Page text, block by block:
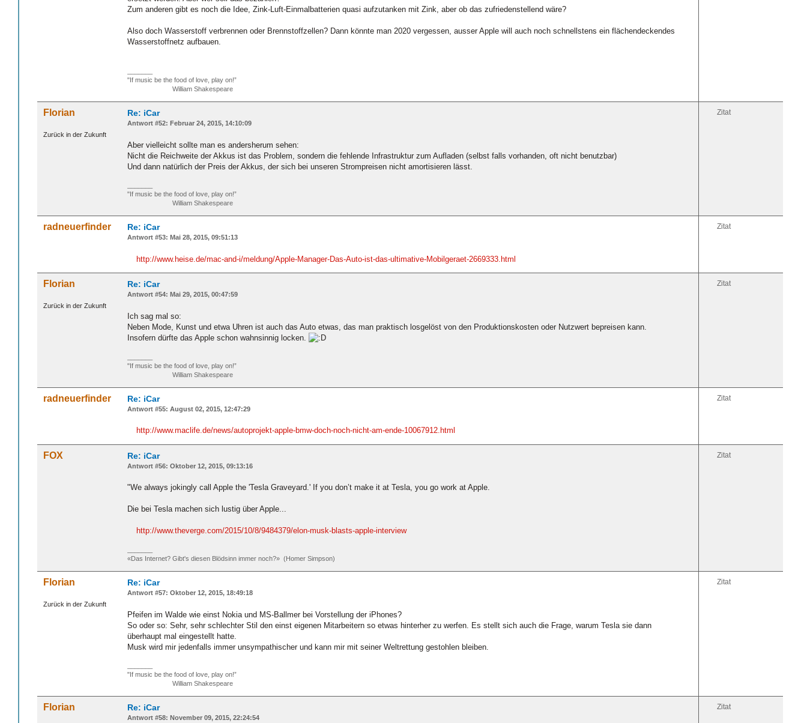
Zum anderen gibt es noch die Idee, Zink-Luft-Einmalbatterien quasi aufzutanken mit Zink, aber ob das zufriedenstellend wäre?
Also doch Wasserstoff verbrennen oder Brennstoffzellen? Dann könnte man 2020 vergessen, ausser Apple will auch noch schnellstens ein flächendeckendes
Wasserstoffnetz aufbauen.
"If music be the food of love, play on!”
William Shakespeare
Florian
Zurück in der Zukunft
Zitat
Re: iCar
Antwort #52: Februar 24, 2015, 14:10:09
Aber vielleicht sollte man es andersherum sehen:
Nicht die Reichweite der Akkus ist das Problem, sondern die fehlende Infrastruktur zum Aufladen (selbst falls vorhanden, oft nicht benutzbar)
Und dann natürlich der Preis der Akkus, der sich bei unseren Strompreisen nicht amortisieren lässt.
"If music be the food of love, play on!”
William Shakespeare
radneuerfinder Zitat
Re: iCar
Antwort #53: Mai 28, 2015, 09:51:13
http://www.heise.de/mac-and-i/meldung/Apple-Manager-Das-Auto-ist-das-ultimative-Mobilgeraet-2669333.html
Florian
Zurück in der Zukunft
Zitat
Re: iCar
Antwort #54: Mai 29, 2015, 00:47:59
Ich sag mal so:
Neben Mode, Kunst und etwa Uhren ist auch das Auto etwas, das man praktisch losgelöst von den Produktionskosten oder Nutzwert bepreisen kann.
Insofern dürfte das Apple schon wahnsinnig locken.
"If music be the food of love, play on!”
William Shakespeare
radneuerfinder Zitat
Re: iCar
Antwort #55: August 02, 2015, 12:47:29
http://www.maclife.de/news/autoprojekt-apple-bmw-doch-noch-nicht-am-ende-10067912.html
FOX Zitat
Re: iCar
Antwort #56: Oktober 12, 2015, 09:13:16
"We always jokingly call Apple the 'Tesla Graveyard.' If you don’t make it at Tesla, you go work at Apple.
Die bei Tesla machen sich lustig über Apple...
http://www.theverge.com/2015/10/8/9484379/elon-musk-blasts-apple-interview
«Das Internet? Gibt's diesen Blödsinn immer noch?» (Homer Simpson)
Florian
Zurück in der Zukunft
Zitat
Re: iCar
Antwort #57: Oktober 12, 2015, 18:49:18
Pfeifen im Walde wie einst Nokia und MS-Ballmer bei Vorstellung der iPhones?
So oder so: Sehr, sehr schlechter Stil den einst eigenen Mitarbeitern so etwas hinterher zu werfen. Es stellt sich auch die Frage, warum Tesla sie dann
überhaupt mal eingestellt hatte.
Musk wird mir jedenfalls immer unsympathischer und kann mir mit seiner Weltrettung gestohlen bleiben.
"If music be the food of love, play on!”
William Shakespeare
Florian Zitat
Re: iCar
Antwort #58: November 09, 2015, 22:24:54